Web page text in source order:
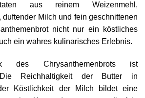
aus reinem Weizenmehl,
duftender Milch und fein geschnittenen
nicht nur ein köstliches
ein wahres kulinarisches Erlebnis.
des Chrysanthemenbrots ist
Die Reichhaltigkeit der Butter in
Köstlichkeit der Milch bildet eine